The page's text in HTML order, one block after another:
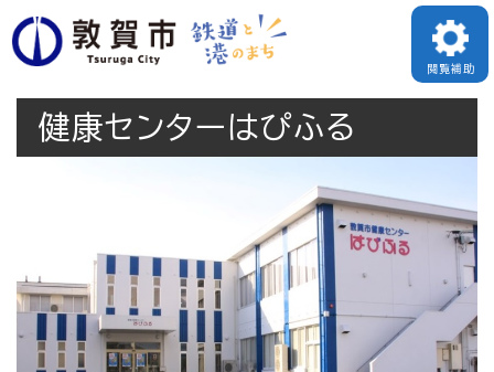
ペ
ー
先
メニューを飛ばして本文へ
閲覧補助
健康センターはぴふる